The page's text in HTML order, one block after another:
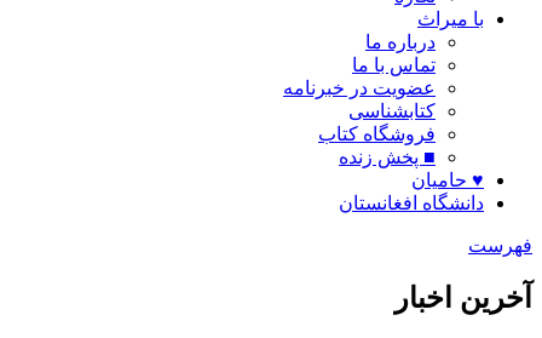
با میراث
درباره ما
تماس با ما
عضویت در خبرنامه
کتابشناسی
فروشگاه کتاب
■ پخش زنده
♥ حامیان
دانشگاه افغانستان
فهرست
آخرین اخبار